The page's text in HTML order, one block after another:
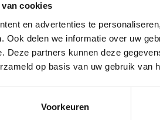
cookies
en advertenties te
Ook delen we informatie over uw
Deze partners kunnen deze
op basis van uw gebruik van
Voorkeuren
is uit bossen die duurzaam worden
met minder hout.
vliegas.
aan te steken.
droogt niet goed en geeft minder
voor een goed brandend vuur.
in